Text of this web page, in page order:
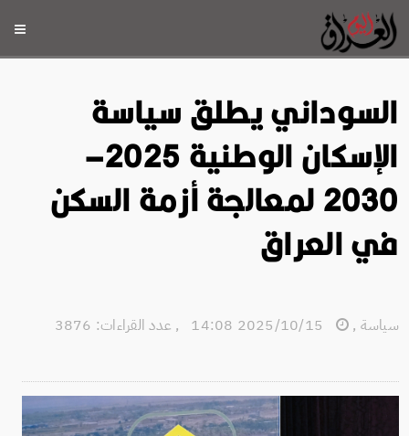
السوداني يطلق سياسة
الإسكان الوطنية 2025–
2030 لمعالجة أزمة السكن
في العراق
سياسة ,
, عدد القراءات: 3876